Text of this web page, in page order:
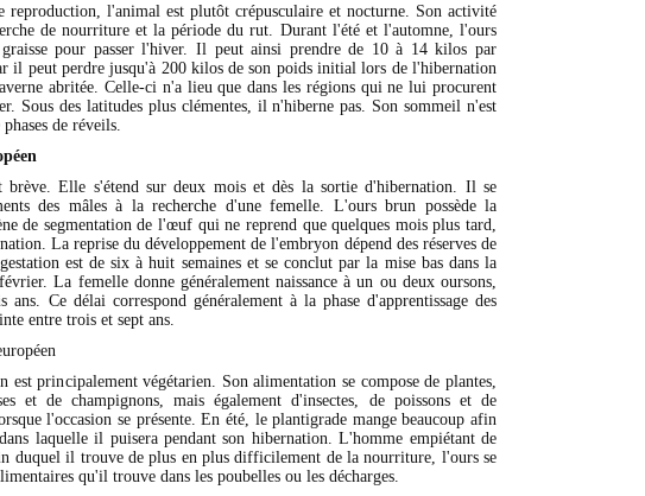
reproduction, l'animal est plutôt crépusculaire et nocturne. Son activité
de nourriture et la période du rut. Durant l'été et l'automne, l'ours
graisse pour passer l'hiver. Il peut ainsi prendre de 10 à 14 kilos par
il peut perdre jusqu'à 200 kilos de son poids initial lors de l'hibernation
abritée. Celle-ci n'a lieu que dans les régions qui ne lui procurent
Sous des latitudes plus clémentes, il n'hiberne pas. Son sommeil n'est
de réveils.
Elle s'étend sur deux mois et dès la sortie d'hibernation. Il se
des mâles à la recherche d'une femelle. L'ours brun possède la
de segmentation de l'œuf qui ne reprend que quelques mois plus tard,
La reprise du développement de l'embryon dépend des réserves de
est de six à huit semaines et se conclut par la mise bas dans la
La femelle donne généralement naissance à un ou deux oursons,
Ce délai correspond généralement à la phase d'apprentissage des
entre trois et sept ans.
principalement végétarien. Son alimentation se compose de plantes,
et de champignons, mais également d'insectes, de poissons et de
l'occasion se présente. En été, le plantigrade mange beaucoup afin
laquelle il puisera pendant son hibernation. L'homme empiétant de
duquel il trouve de plus en plus difficilement de la nourriture, l'ours se
qu'il trouve dans les poubelles ou les décharges.